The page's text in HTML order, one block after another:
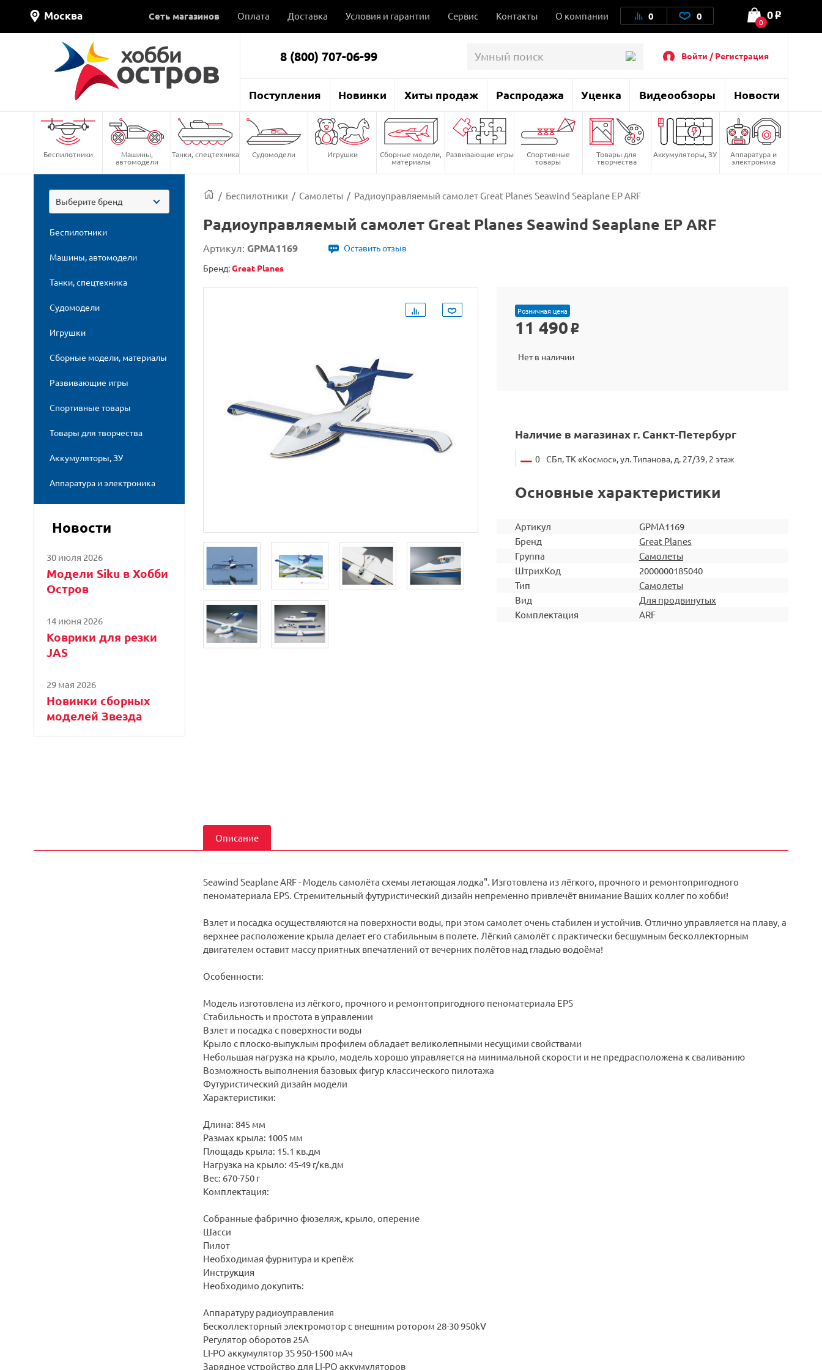
Москва Сеть магазинов Оплата Доставка Условия и гарантии Сервис Контакты О компании 0 0 0
0 o
8 (800) 707-06-99 Войти / Регистрация
Поступления Новинки Хиты продаж Распродажа Уценка Видеообзоры Новости
Беспилотники Машины,
автомодели
Танки, спецтехника Судомодели Игрушки Сборные модели,
материалы
Развивающие игры Спортивные
товары
Товары для
творчества
Аккумуляторы, ЗУ Аппаратура и
электроника
Выберите бренд
Беспилотники
Машины, автомодели
Танки, спецтехника
Судомодели
Игрушки
Сборные модели, материалы
Развивающие игры
Спортивные товары
Товары для творчества
Аккумуляторы, ЗУ
Аппаратура и электроника
Новости
30 июля 2026
Модели Siku в Хобби
Остров
14 июня 2026
Коврики для резки
JAS
29 мая 2026
Новинки сборных
моделей Звезда
/ Беспилотники / Самолеты / Радиоуправляемый самолет Great Planes Seawind Seaplane EP ARF
Радиоуправляемый самолет Great Planes Seawind Seaplane EP ARF
Артикул: GPMA1169
Оставить отзыв
Бренд:Great Planes
Розничная цена
11 490 o
Нет в наличии
Наличие в магазинах г. Санкт-Петербург
0 СБп, ТК «Космос», ул. Типанова, д. 27/39, 2 этаж
Основные характеристики
Артикул
GPMA1169
Бренд
Great Planes
Группа
Самолеты
ШтрихКод
2000000185040
Тип
Самолеты
Вид
Для продвинутых
Комплектация
ARF
Описание
Seawind Seaplane ARF - Модель самолёта схемы летающая лодка". Изготовлена из лёгкого, прочного и ремонтопригодного
пеноматериала EPS. Стремительный футуристический дизайн непременно привлечёт внимание Ваших коллег по хобби!
Взлет и посадка осуществляются на поверхности воды, при этом самолет очень стабилен и устойчив. Отлично управляется на плаву, а
верхнее расположение крыла делает его стабильным в полете. Лёгкий самолёт с практически бесшумным бесколлекторным
двигателем оставит массу приятных впечатлений от вечерних полётов над гладью водоёма!
Особенности:
Модель изготовлена из лёгкого, прочного и ремонтопригодного пеноматериала EPS
Стабильность и простота в управлении
Взлет и посадка с поверхности воды
Крыло с плоско-выпуклым профилем обладает великолепными несущими свойствами
Небольшая нагрузка на крыло, модель хорошо управляется на минимальной скорости и не предрасположена к сваливанию
Возможность выполнения базовых фигур классического пилотажа
Футуристический дизайн модели
Характеристики:
Длина: 845 мм
Размах крыла: 1005 мм
Площадь крыла: 15.1 кв.дм
Нагрузка на крыло: 45-49 г/кв.дм
Вес: 670-750 г
Комплектация:
Собранные фабрично фюзеляж, крыло, оперение
Шасси
Пилот
Необходимая фурнитура и крепёж
Инструкция
Необходимо докупить:
Аппаратуру радиоуправления
Бесколлекторный электромотор с внешним ротором 28-30 950kV
Регулятор оборотов 25А
LI-PO аккумулятор 3S 950-1500 мАч
Зарядное устройство для LI-PO аккумуляторов